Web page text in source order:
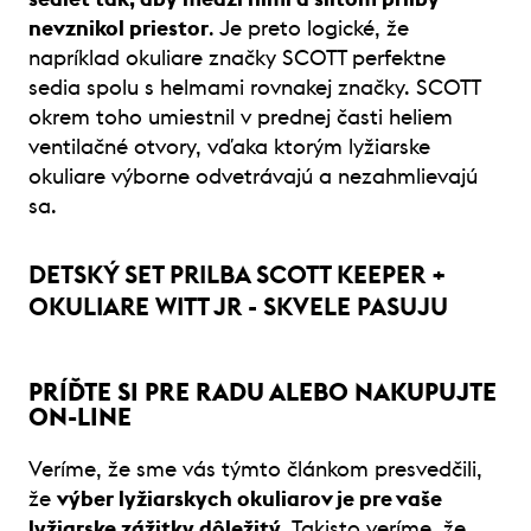
nevznikol priestor. Je preto logické, že
napríklad okuliare značky SCOTT perfektne
sedia spolu s helmami rovnakej značky. SCOTT
okrem toho umiestnil v prednej časti heliem
ventilačné otvory, vďaka ktorým lyžiarske
okuliare výborne odvetrávajú a nezahmlievajú
sa.
DETSKÝ SET PRILBA SCOTT KEEPER +
OKULIARE WITT JR - SKVELE PASUJU
PRÍĎTE SI PRE RADU ALEBO NAKUPUJTE
ON-LINE
Veríme, že sme vás týmto článkom presvedčili,
že výber lyžiarskych okuliarov je pre vaše